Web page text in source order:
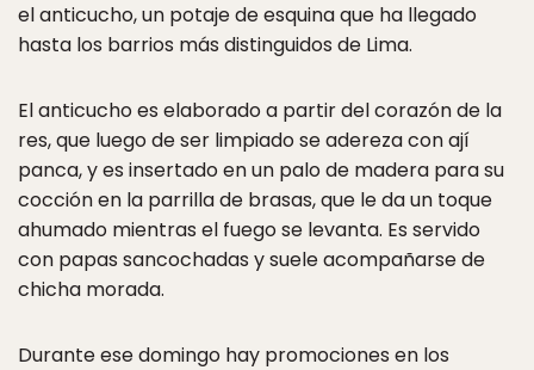
el anticucho, un potaje de esquina que ha llegado
hasta los barrios más distinguidos de Lima.
El anticucho es elaborado a partir del corazón de la
res, que luego de ser limpiado se adereza con ají
panca, y es insertado en un palo de madera para su
cocción en la parrilla de brasas, que le da un toque
ahumado mientras el fuego se levanta. Es servido
con papas sancochadas y suele acompañarse de
chicha morada.
Durante ese domingo hay promociones en los